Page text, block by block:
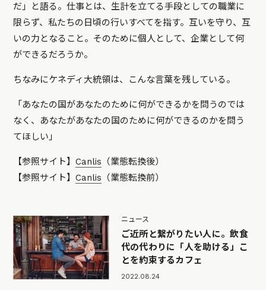
だ」と語る。仕事とは、生計を立てる手段としての職業に
限らず、私たちの日頃の行いすべてを指す。互いを守り、互
いの力となること。そのために個人として、企業として何
ができるだろうか。
ちなみにケネディ大統領は、こんな言葉を残している。
「あなたの国があなたのために何ができるかを問うのでは
なく、あなたがあなたの国のために何ができるのかを問う
てほしい」
【参照サイト】Canlis （業態転換後）
【参照サイト】Canlis （業態転換前）
ニュース
ご近所と繋がりたい人に。飲食
代の代わりに「人を助ける」こ
とを約束するカフェ
2022.08.24